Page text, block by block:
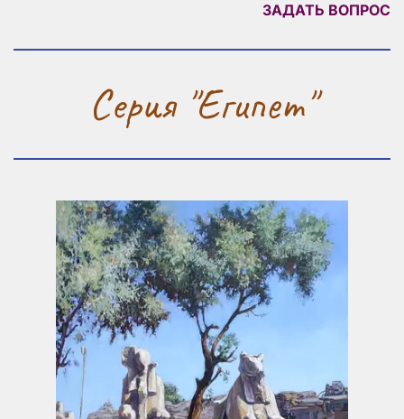
ЗАДАТЬ ВОПРОС
Серия "Египет"